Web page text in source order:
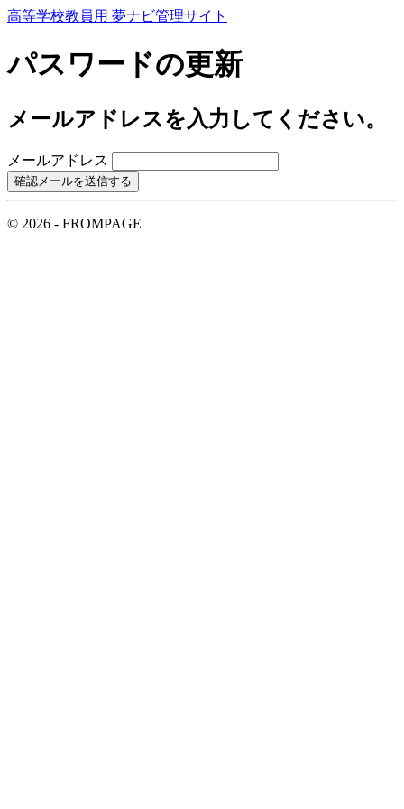
高等学校教員用 夢ナビ管理サイト
パスワードの更新
メールアドレスを入力してください。
メールアドレス
© 2026 - FROMPAGE